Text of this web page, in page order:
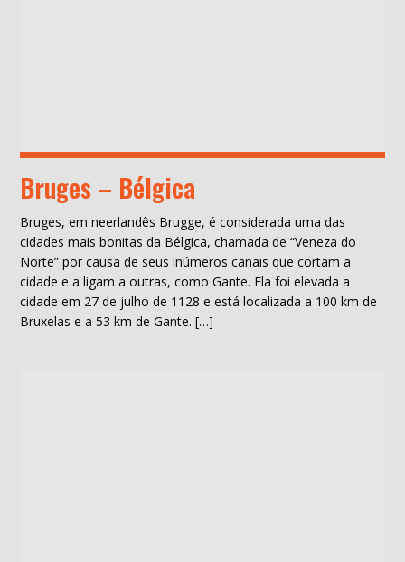
Bruges – Bélgica
Bruges, em neerlandês Brugge, é considerada uma das
cidades mais bonitas da Bélgica, chamada de “Veneza do
Norte” por causa de seus inúmeros canais que cortam a
cidade e a ligam a outras, como Gante. Ela foi elevada a
cidade em 27 de julho de 1128 e está localizada a 100 km de
Bruxelas e a 53 km de Gante. […]